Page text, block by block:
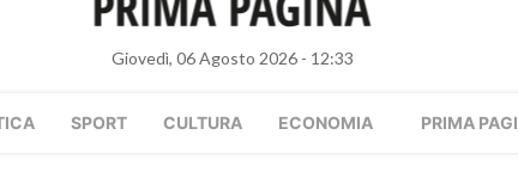
Giovedì, 06 Agosto 2026 - 12:33
SPORT CULTURA ECONOMIA PRIMA